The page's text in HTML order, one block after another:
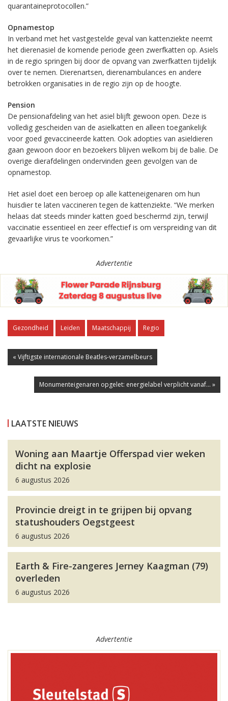
quarantaineprotocollen.”
Opnamestop
In verband met het vastgestelde geval van kattenziekte neemt
het dierenasiel de komende periode geen zwerfkatten op. Asiels
in de regio springen bij door de opvang van zwerfkatten tijdelijk
over te nemen. Dierenartsen, dierenambulances en andere
betrokken organisaties in de regio zijn op de hoogte.
Pension
De pensionafdeling van het asiel blijft gewoon open. Deze is
volledig gescheiden van de asielkatten en alleen toegankelijk
voor goed gevaccineerde katten. Ook adopties van asieldieren
gaan gewoon door en bezoekers blijven welkom bij de balie. De
overige dierafdelingen ondervinden geen gevolgen van de
opnamestop.
Het asiel doet een beroep op alle katteneigenaren om hun
huisdier te laten vaccineren tegen de kattenziekte. “We merken
helaas dat steeds minder katten goed beschermd zijn, terwijl
vaccinatie essentieel en zeer effectief is om verspreiding van dit
gevaarlijke virus te voorkomen.”
Advertentie
Gezondheid Leiden Maatschappij Regio
« Vijftigste internationale Beatles-verzamelbeurs
Monumenteigenaren opgelet: energielabel verplicht vanaf... »
LAATSTE NIEUWS
Woning aan Maartje Offerspad vier weken
dicht na explosie
6 augustus 2026
Provincie dreigt in te grijpen bij opvang
statushouders Oegstgeest
6 augustus 2026
Earth & Fire-zangeres Jerney Kaagman (79)
overleden
6 augustus 2026
Advertentie